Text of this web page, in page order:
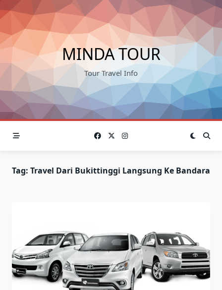
Skip
to
content
MINDA TOUR
Tour Travel Info
Tag: Travel Dari Bukittinggi Langsung Ke Bandara